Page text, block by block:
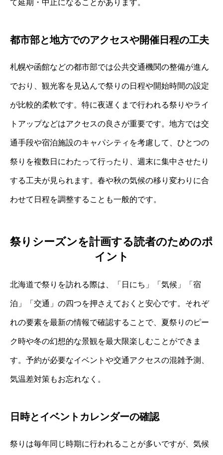
て延期・中止になることがあります。
都市部と地方でのアクセスや開催日程の工夫
札幌や函館などの都市部では公共交通機関の整備が進ん
でおり、観光客を見込んで祭りの日程や開始時間の設定
が比較的柔軟です。特に夜遅くまで行われる祭りやライ
トアップなどはアクセスの良さが重要です。地方では交
通手段や宿泊施設のキャパシティを考慮して、ひとつの
祭りを複数日にわたって行ったり、週末に集中させたり
する工夫が見られます。春や秋の気候の移り変わりに合
わせて日程を調整することも一般的です。
祭りシーズンを計画する読者のためのポ
イント
北海道で祭りを訪れる際は、「日にち」「気候」「宿
泊」「交通」の四つを押さえておくと安心です。それぞ
れの要素を最新の情報で確認することで、夏祭りのピー
ク時や冬の幻想的な景観を最大限楽しむことができま
す。予約が必要なイベントや交通アクセスの混雑予測、
気温差対策もお忘れなく。
日時とイベントカレンダーの確認
祭りは毎年同じ時期に行われることが多いですが、気候